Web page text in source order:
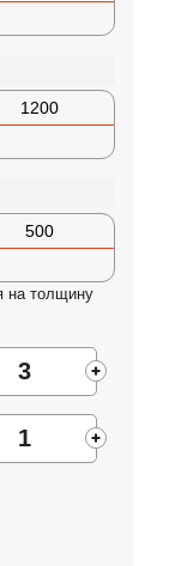
1200
500
на толщину